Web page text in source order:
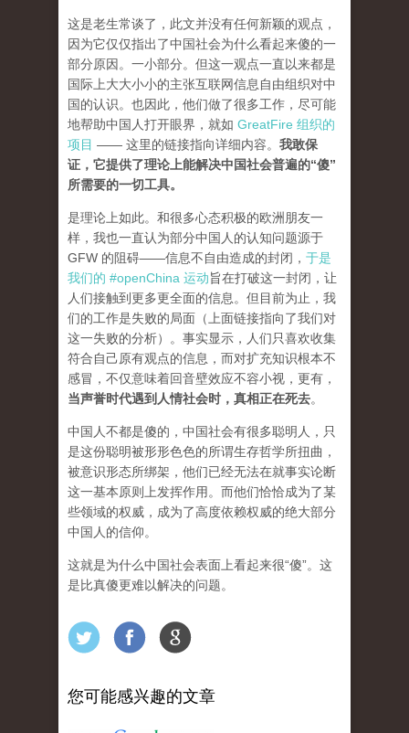
这是老生常谈了，此文并没有任何新颖的观点，
因为它仅仅指出了中国社会为什么看起来傻的一
部分原因。一小部分。但这一观点一直以来都是
国际上大大小小的主张互联网信息自由组织对中
国的认识。也因此，他们做了很多工作，尽可能
地帮助中国人打开眼界，就如 GreatFire 组织的
项目 —— 这里的链接指向详细内容。 我敢保
证，它提供了理论上能解决中国社会普遍的“傻”
所需要的一切工具。
是理论上如此。和很多心态积极的欧洲朋友一
样，我也一直认为部分中国人的认知问题源于
GFW 的阻碍——信息不自由造成的封闭， 于是
我们的 #openChina 运动旨在打破这一封闭，让
人们接触到更多更全面的信息。但目前为止，我
们的工作是失败的局面（ 上面链接指向了我们对
这一失败的分析）。事实显示，人们只喜欢收集
符合自己原有观点的信息，而对扩充知识根本不
感冒，不仅意味着回音壁效应不容小视，更有，
当声誉时代遇到人情社会时，真相正在死去。
中国人不都是傻的，中国社会有很多聪明人，只
是这份聪明被形形色色的所谓生存哲学所扭曲，
被意识形态所绑架，他们已经无法在就事实论断
这一基本原则上发挥作用。而他们恰恰成为了某
些领域的权威，成为了高度依赖权威的绝大部分
中国人的信仰。
这就是为什么中国社会表面上看起来很“傻”。这
是比真傻更难以解决的问题。
您可能感兴趣的文章